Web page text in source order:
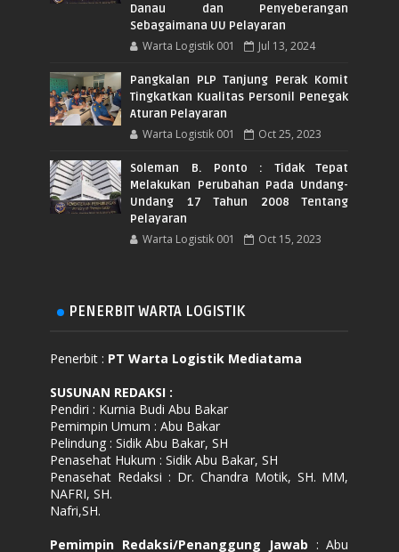
Danau dan Penyeberangan
Sebagaimana UU Pelayaran
Warta Logistik 001 Jul 13, 2024
Pangkalan PLP Tanjung Perak Komit
Tingkatkan Kualitas Personil Penegak
Aturan Pelayaran
Warta Logistik 001 Oct 25, 2023
Soleman B. Ponto : Tidak Tepat
Melakukan Perubahan Pada Undang-
Undang 17 Tahun 2008 Tentang
Pelayaran
Warta Logistik 001 Oct 15, 2023
PENERBIT WARTA LOGISTIK
Penerbit : PT Warta Logistik Mediatama
SUSUNAN REDAKSI :
Pendiri : Kurnia Budi Abu Bakar
Pemimpin Umum : Abu Bakar
Pelindung : Sidik Abu Bakar, SH
Penasehat Hukum : Sidik Abu Bakar, SH
Penasehat Redaksi : Dr. Chandra Motik, SH. MM,
NAFRI, SH.
Nafri,SH.
Pemimpin Redaksi/Penanggung Jawab : Abu